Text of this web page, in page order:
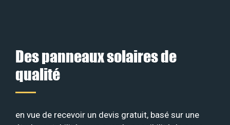
Des panneaux solaires de
qualité
en vue de recevoir un devis gratuit, basé sur une